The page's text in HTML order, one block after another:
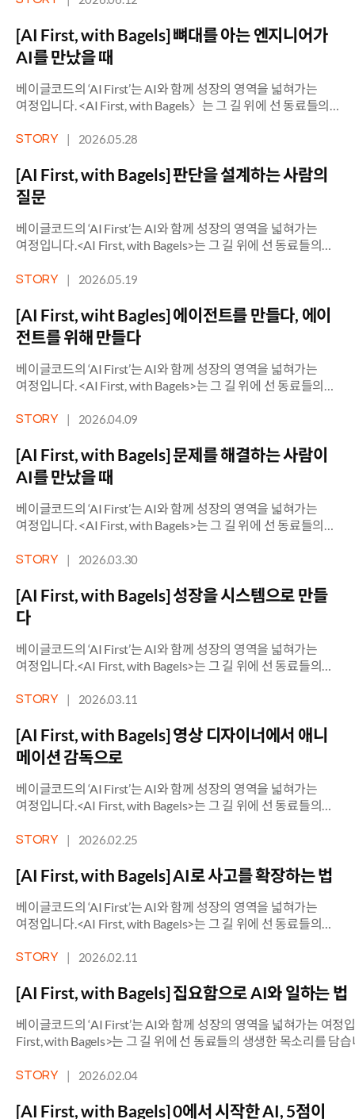
것이 핵심 과제입니다. 여기서 탄생한 프로젝트는 실제 사내
서비스로 이어져 전사 자산이 됩니다. 이 글은 그 무대에서 […]
[AI First, with Bagels] 뼈대를 아는 엔지니어가
AI를 만났을 때
베이글코드의 ‘AI First’는 AI와 함께 성장의 영역을 넓혀가는
여정입니다. <AI First, with Bagels〉는 그 길 위에 선 동료들의
위한 가장 완벽한 인프라를 설계하는 감각 1. <클럽 베가스>
상민님이 그 자리에 있었습니다. 2016년 7월, 회사가 20명
전후이던 […]
STORY | 2026.05.28
[AI First, with Bagels] 판단을 설계하는 사람의
질문
베이글코드의 ‘AI First’는 AI와 함께 성장의 영역을 넓혀가는
여정입니다.<AI First, with Bagels>는 그 길 위에 선 동료들의
만들기 쉬운 시대, 더 어려워진 질문 1. 분석가에서 설계자로 8년
합류해 지금의 수십 명 규모로 성장하는 과정을 처음부터 함께
해왔습니다. 그 시간 동안 […]
STORY | 2026.05.19
[AI First, wiht Bagles] 에이전트를 만들다, 에이
전트를 위해 만들다
베이글코드의 ‘AI First’는 AI와 함께 성장의 영역을 넓혀가는
여정입니다. <AI First, with Bagels>는 그 길 위에 선 동료들의
전도사의 다음 질문 예방주사. 기미상궁. 전도사. 임송님에게
먼저 써보고 시행착오를 줄일 수 있는 방향을 잡아주는
‘예방주사’. 새로운 AI […]
STORY | 2026.04.09
[AI First, with Bagels] 문제를 해결하는 사람이
AI를 만났을 때
베이글코드의 ‘AI First’는 AI와 함께 성장의 영역을 넓혀가는
여정입니다. <AI First, with Bagels>는 그 길 위에 선 동료들의
자동화에서 AI First 까지 유저 경험의 모든 접점을 설계하는
기획부터 이벤트 디자인, CS 체계 구축, 약관 검토, GDPR 실무
대응까지. […]
STORY | 2026.03.30
[AI First, with Bagels] 성장을 시스템으로 만들
다
베이글코드의 ‘AI First’는 AI와 함께 성장의 영역을 넓혀가는
여정입니다.<AI First, with Bagels>는 그 길 위에 선 동료들의
AI와 일하면서 배우는 방법 – Study OS를 만든 이유 데이터
안에서 아이템을 구매하거나 이벤트를 완료하는 순간, 그 행동은
바로 데이터가 됩니다. 은채님의 […]
STORY | 2026.03.11
[AI First, with Bagels] 영상 디자이너에서 애니
메이션 감독으로
베이글코드의 ‘AI First’는 AI와 함께 성장의 영역을 넓혀가는
여정입니다.<AI First, with Bagels>는 그 길 위에 선 동료들의
불가능했던 것들이 현실이 되는 순간 가상현실 요리 게임 1위
내몰고 가문의 비법 [비전 레시피북]을 훔쳐간 미성그룹에
복수하기 위해 미성가 며느리 자리를 건 […]
STORY | 2026.02.25
[AI First, with Bagels] AI로 사고를 확장하는 법
베이글코드의 ‘AI First’는 AI와 함께 성장의 영역을 넓혀가는
여정입니다.<AI First, with Bagels>는 그 길 위에 선 동료들의
연결하고, 확장하고, 재정의하다 “기술과 철학을 동시에 품은
(Doom)’과 ‘퀘이크(Quake)’를 만든 전설적인 게임 프로그래머
동호님이 AI를 처음 만났을 때 느낀 건 두려움이 아니라 […]
STORY | 2026.02.11
[AI First, with Bagels] 집요함으로 AI와 일하는 법
베이글코드의 ‘AI First’는 AI와 함께 성장의 영역을 넓혀가는 여정
First, with Bagels>는 그 길 위에 선 동료들의 생생한 목소리를 담
“제가 던지는 아젠다들은 굉장히 굵직하고 무거웠어요. 하지만 AI
아티스트와 엔지니어 사이의 ‘통역’입니다. 말로 다 설명할 수 없는
STORY | 2026.02.04
[AI First, with Bagels] 0에서 시작한 AI, 5점이